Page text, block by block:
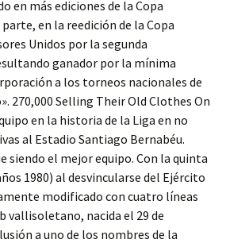
en más ediciones de la Copa
en la reedición de la Copa
Unidos por la segunda
ganador por la mínima
a los torneos nacionales de
270,000 Selling Their Old Clothes On
en la historia de la Liga en no
al Estadio Santiago Bernabéu.
siendo el mejor equipo. Con la quinta
1980) al desvincularse del Ejército
modificado con cuatro líneas
vallisoletano, nacida el 29 de
a uno de los nombres de la